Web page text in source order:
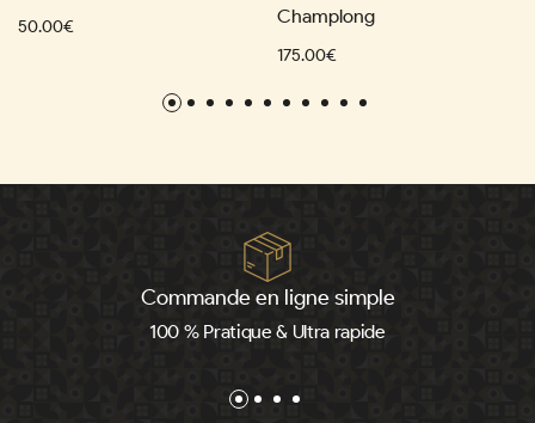
50.00€
Champlong
175.00€
Commande en ligne simple
100 % Pratique & Ultra rapide